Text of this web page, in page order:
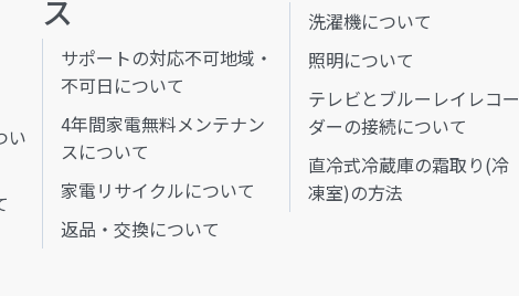
い
ス
サポートの対応不可地域・
不可日について
4年間家電無料メンテナン
スについて
家電リサイクルについて
返品・交換について
洗濯機について
照明について
テレビとブルーレイレコー
ダーの接続について
直冷式冷蔵庫の霜取り(冷
凍室)の方法